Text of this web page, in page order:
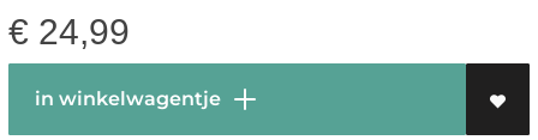
€ 24,99
in winkelwagentje